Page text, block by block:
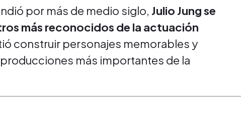
por más de medio siglo, Julio Jung se
más reconocidos de la actuación
construir personajes memorables y
más importantes de la